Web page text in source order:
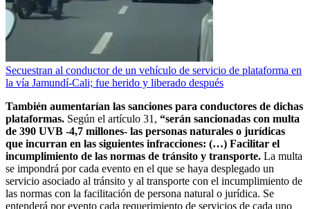
Secuestran al conductor de un vehículo de servicio de plataforma en
la vía Jamundí-Cali; fue herido y liberado después
También aumentarían las sanciones para conductores de dichas
plataformas. Según el artículo 31, “serán sancionadas con multa
de 390 UVB -4,7 millones- las personas naturales o jurídicas
que incurran en las siguientes infracciones: (…) Facilitar el
incumplimiento de las normas de tránsito y transporte. La multa
se impondrá por cada evento en el que se haya desplegado un
servicio asociado al tránsito y al transporte con el incumplimiento de
las normas con la facilitación de persona natural o jurídica. Se
entenderá por evento cada requerimiento de servicios de cada uno